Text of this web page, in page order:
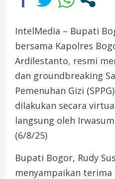
IntelMedia – Bupati
bersama Kapolres
Ardilestanto, resmi
dan groundbreaking
Pemenuhan Gizi
dilakukan secara
langsung oleh
(6/8/25)
Bupati Bogor, Rudy
menyampaikan terima